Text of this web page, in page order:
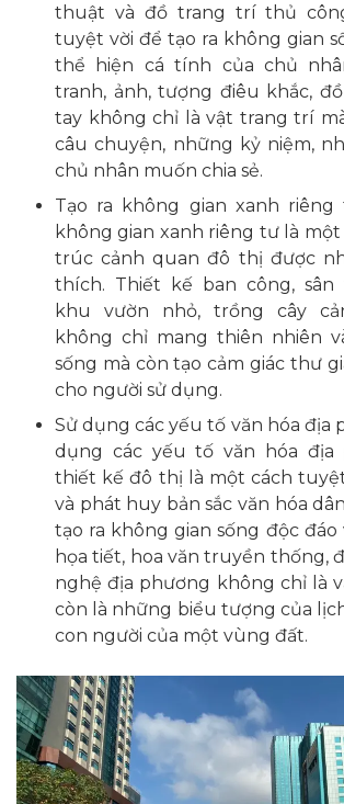
thuật và đồ trang trí thủ
tuyệt vời để tạo ra không gian
thể hiện cá tính của chủ
tranh, ảnh, tượng điêu khắc,
tay không chỉ là vật trang trí
câu chuyện, những kỷ niệm,
chủ nhân muốn chia sẻ.
Tạo ra không gian xanh riêng
không gian xanh riêng tư là
trúc cảnh quan đô thị được
thích. Thiết kế ban công,
khu vườn nhỏ, trồng cây
không chỉ mang thiên nhiên
sống mà còn tạo cảm giác thư
cho người sử dụng.
Sử dụng các yếu tố văn hóa địa
dụng các yếu tố văn hóa địa
thiết kế đô thị là một cách
và phát huy bản sắc văn hóa
tạo ra không gian sống độc đáo
họa tiết, hoa văn truyền thống,
nghệ địa phương không chỉ là
còn là những biểu tượng của
con người của một vùng đất.